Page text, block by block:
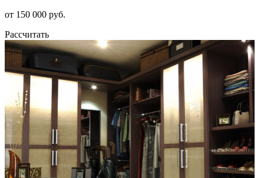
от 150 000 руб.
Рассчитать